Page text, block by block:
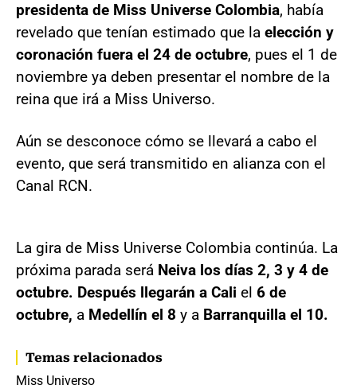
presidenta de Miss Universe Colombia, había
revelado que tenían estimado que la elección y
coronación fuera el 24 de octubre, pues el 1 de
noviembre ya deben presentar el nombre de la
reina que irá a Miss Universo.
Aún se desconoce cómo se llevará a cabo el
evento, que será transmitido en alianza con el
Canal RCN.
La gira de Miss Universe Colombia continúa. La
próxima parada será Neiva los días 2, 3 y 4 de
octubre. Después llegarán a Cali el 6 de
octubre, a Medellín el 8 y a Barranquilla el 10.
Temas relacionados
Miss Universo